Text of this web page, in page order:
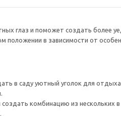
глаз и поможет создать более
положении в зависимости от
в саду уютный уголок для
комбинацию из нескольких